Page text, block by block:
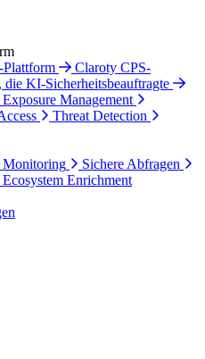
Plattform
Claroty CPS-
die KI-Sicherheitsbeauftragte
Exposure Management
Threat Detection
Monitoring
Sichere Abfragen
Ecosystem Enrichment